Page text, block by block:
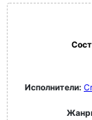
Исполнители: